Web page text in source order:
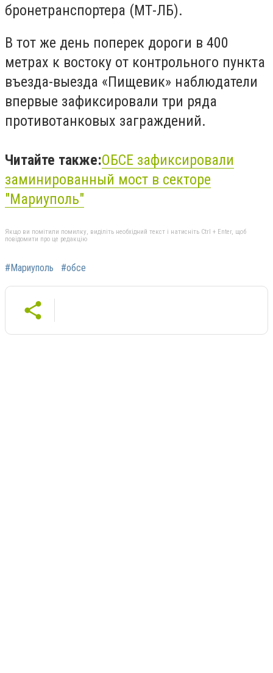
бронетранспортера (МТ-ЛБ).
В тот же день поперек дороги в 400
метрах к востоку от контрольного пункта
въезда-выезда «Пищевик» наблюдатели
впервые зафиксировали три ряда
противотанковых заграждений.
Читайте также:ОБСЕ зафиксировали
заминированный мост в секторе
"Мариуполь"
Якщо ви помітили помилку, виділіть необхідний текст і натисніть Ctrl + Enter, щоб
повідомити про це редакцію
#Мариуполь #обсе